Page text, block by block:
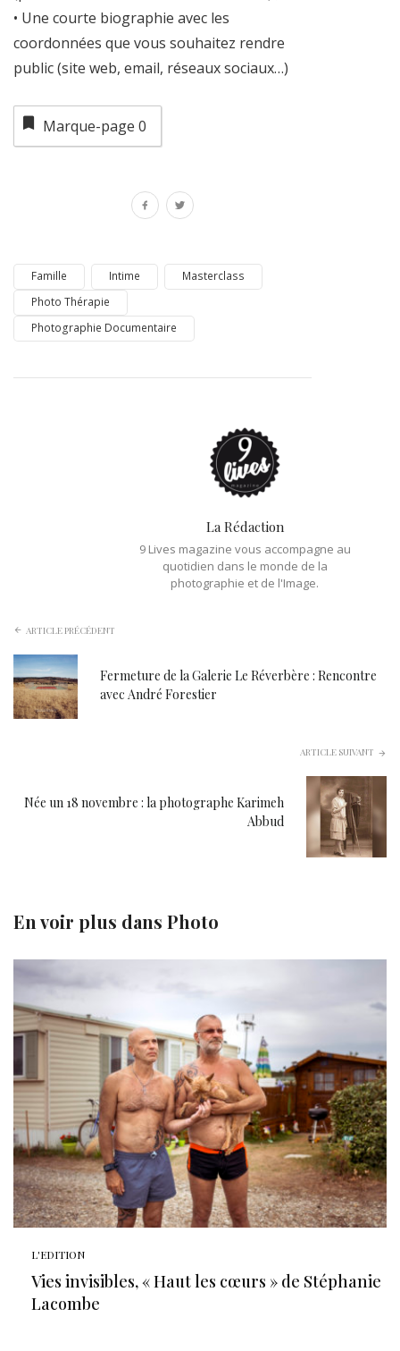
• Une courte biographie avec les
coordonnées que vous souhaitez rendre
public (site web, email, réseaux sociaux…)
Marque-page 0
Famille Intime
Masterclass
Photo Thérapie
Photographie Documentaire
La Rédaction
9 Lives magazine vous accompagne au
quotidien dans le monde de la
photographie et de l'Image.
ARTICLE PRÉCÉDENT
Fermeture de la Galerie Le Réverbère : Rencontre
avec André Forestier
ARTICLE SUIVANT
Née un 18 novembre : la photographe Karimeh
Abbud
En voir plus dans Photo
L'EDITION
Vies invisibles, « Haut les cœurs » de Stéphanie
Lacombe